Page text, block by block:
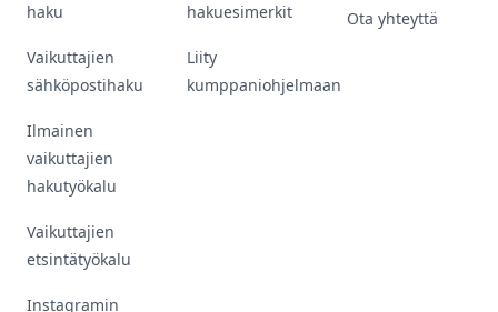
haku
Vaikuttajien
sähköpostihaku
Ilmainen
vaikuttajien
hakutyökalu
Vaikuttajien
etsintätyökalu
Instagramin
hakuesimerkit
Liity
kumppaniohjelmaan
Ota yhteyttä